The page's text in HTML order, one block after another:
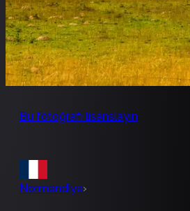
Bu fotoğrafı lisanslayın
Normandiya›